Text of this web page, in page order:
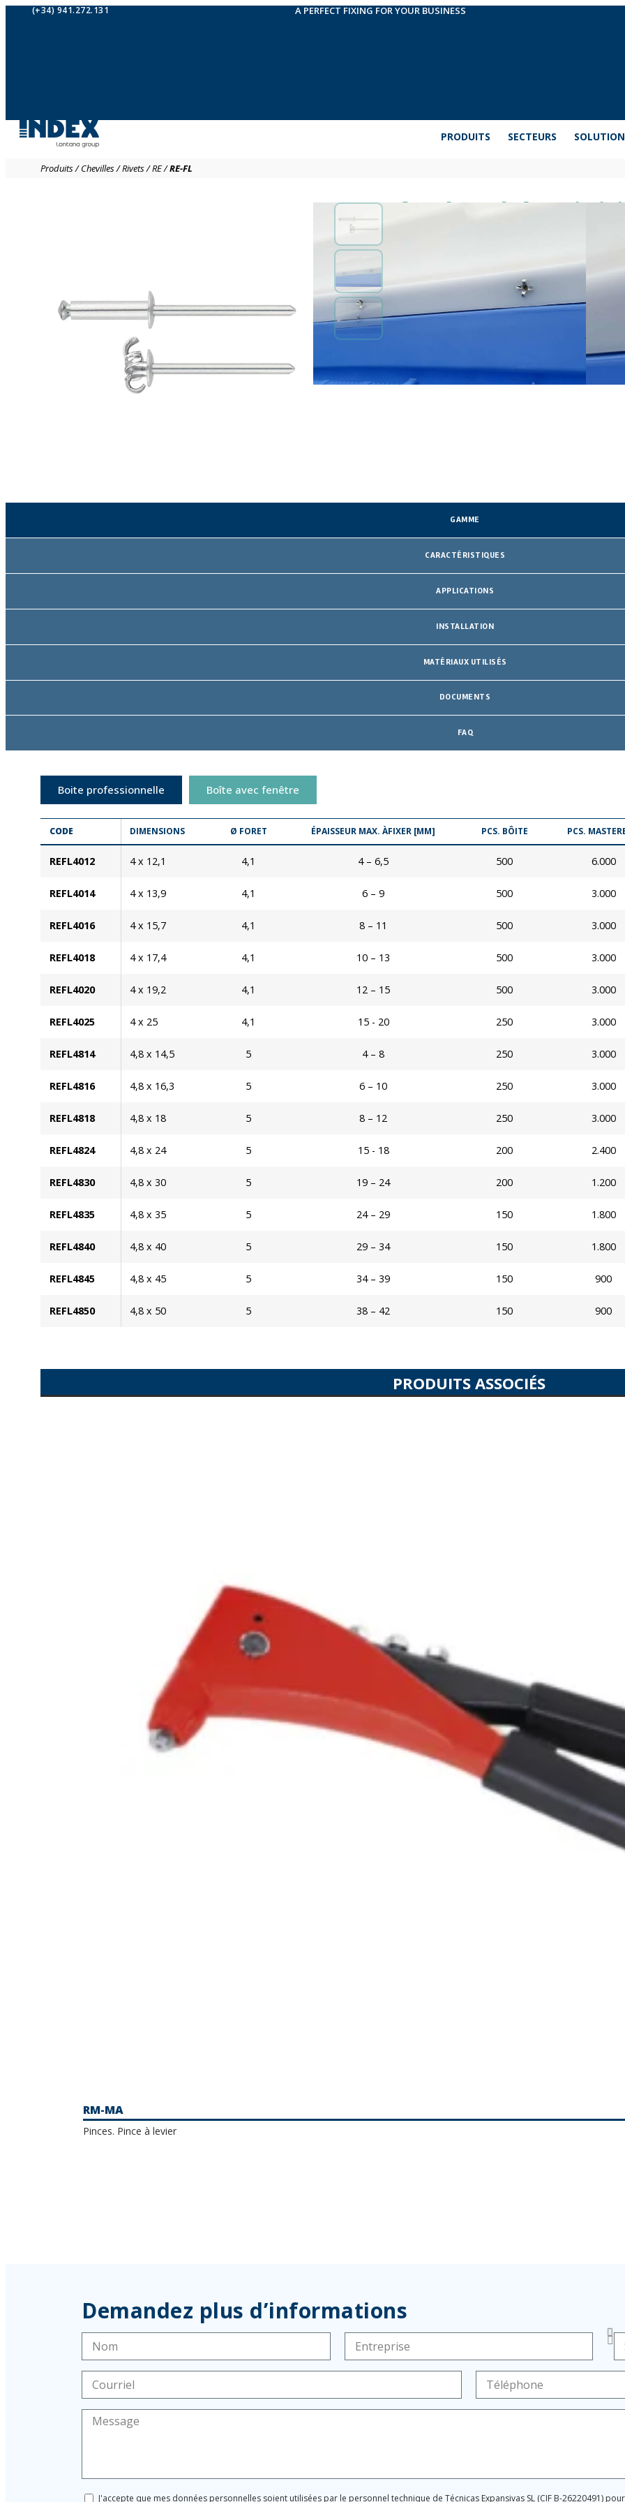
(+34) 941.272.131 A PERFECT FIXING FOR YOUR BUSINESS
PRODUITS SECTEURS
Produits/Chevilles/Rivets/RE/RE-FL
Tête bombée.
Rivet à tête bombée. Il est conçu pour
matériaux. Son expansion en forme de fleur
endommager. Le corps est en aluminium et la
GAMME
CARACTÉRISTIQUES
APPLICATIONS
INSTALLATION
MATÉRIAUX UTILISÉS
DOCUMENTS
FAQ
Boite professionnelle Boîte avec fenêtre
CODE DIMENSIONS Ø FORET ÉPAISSEUR MAX. ÀFIXER [MM] PCS. BÔITE PCS.
REFL4012 4 x 12,1 4,1 4 – 6,5 500 6.000
REFL4014 4 x 13,9 4,1 6 – 9 500 3.000
REFL4016 4 x 15,7 4,1 8 – 11 500 3.000
REFL4018 4 x 17,4 4,1 10 – 13 500 3.000
REFL4020 4 x 19,2 4,1 12 – 15 500 3.000
REFL4025 4 x 25 4,1 15 - 20 250 3.000
REFL4814 4,8 x 14,5 5 4 – 8 250 3.000
REFL4816 4,8 x 16,3 5 6 – 10 250 3.000
REFL4818 4,8 x 18 5 8 – 12 250 3.000
REFL4824 4,8 x 24 5 15 - 18 200 2.400
REFL4830 4,8 x 30 5 19 – 24 200 1.200
REFL4835 4,8 x 35 5 24 – 29 150 1.800
REFL4840 4,8 x 40 5 29 – 34 150 1.800
REFL4845 4,8 x 45 5 34 – 39 150 900
REFL4850 4,8 x 50 5 38 – 42 150 900
PRODUITS ASSOCIÉS
RM-MA
Pinces. Pince à levier
Demandez plus d’informations
J'accepte que mes données personnelles soient utilisées par le personnel technique de Técnicas Expansivas SL (CIF B-26220491)